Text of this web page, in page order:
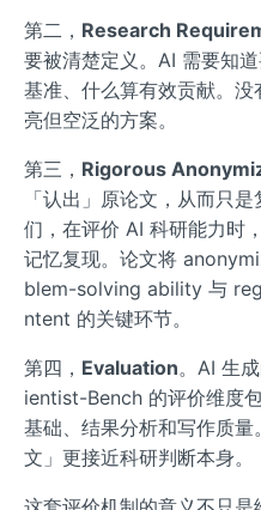
第二， Research
要被清楚定义。AI 需要知
基准、什么算有效贡献。
亮但空泛的方案。
第三， Rigorous
「认出」原论文，从而只
们，在评价 AI 科研能力时
记忆复现。论文将
blem-solving ability 与
ntent 的关键环节。
第四， Evaluation。AI 生
ientist-Bench 的评价维度
基础、结果分析和写作质
文」更接近科研判断本身。